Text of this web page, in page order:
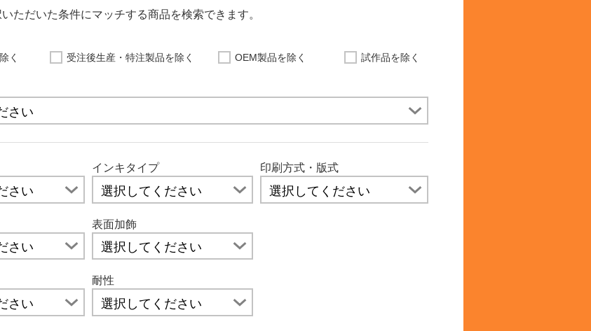
ただいた条件にマッチする商品を検索できます。
く 受注後生産・特注製品を除く OEM製品を除く 試作品を除く
インキタイプ 印刷方式・版式
表面加飾
耐性